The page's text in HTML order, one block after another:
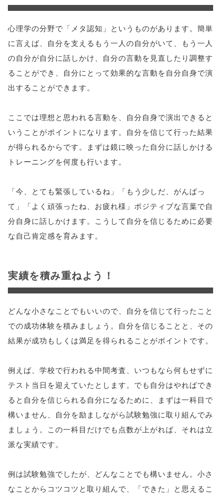
心理学の分野で「メタ認知」というものがあります。簡単
に言えば、自分を支えるもう一人の自分がいて、もう一人
の自分が自分に話しかけ、自分の言動を見直したり調整す
ることができ、自分にとって効果的な言動を自分自身で演
出することができます。
ここでは理想と思われる言動を、自分自身で演出できると
いうことがポイントになります。自分を信じて行った結果
が得られるからです。まずは鏡に映った自分に話しかける
トレーニングを何度も行います。
「今、とても緊張しているね」「もう少しだ、がんばっ
て」「よく頑張ったね、お疲れ様」ポジティブな言葉で自
分自身に話しかけます。こうして自分を信じるために必要
な自己肯定感を育みます。
実績を積み重ねよう！
どんな小さなことでもいいので、自分を信じて行ったこと
での成功体験を積みましょう。自分を信じることと、その
結果が成功もしくは満足を得られることがポイントです。
例えば、学校で行われる中間考査、いつもなら何もせずに
テスト当日を迎えていたとします。でも自分はやればでき
ると自分を信じられる自分になるために、まずは一科目で
構いません、自分を励ましながら試験勉強に取り組んでみ
ましょう。この一科目だけでも点数が上がれば、それは立
派な実績です。
例は試験勉強でしたが、どんなことでも構いません。小さ
なことからコツコツと取り組んで、「できた」と思えるこ